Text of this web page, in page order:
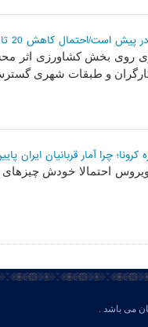
20 تا 30 میلیارد دلاری در تولید ناخالص ملی ایران
روی بخش کشاورزی اثر
و طبقات شهری گسترش
چرا آمار قربانیان ایران
احتمالا خودش چیزهای
می باشد .